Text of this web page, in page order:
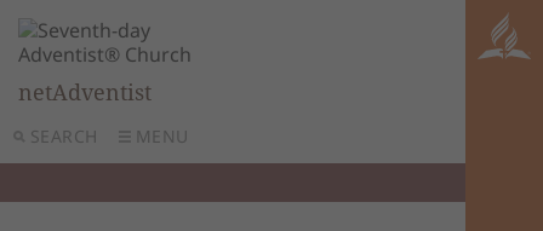
SEARCH MENU
netAdventist